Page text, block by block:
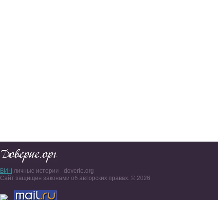
ВИЧ личные истории - doverie.org
Сайт защищен законами об авторских правах. © 2026